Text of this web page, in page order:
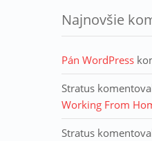
Najnovšie
Pán WordPress
Stratus
Working From
Stratus